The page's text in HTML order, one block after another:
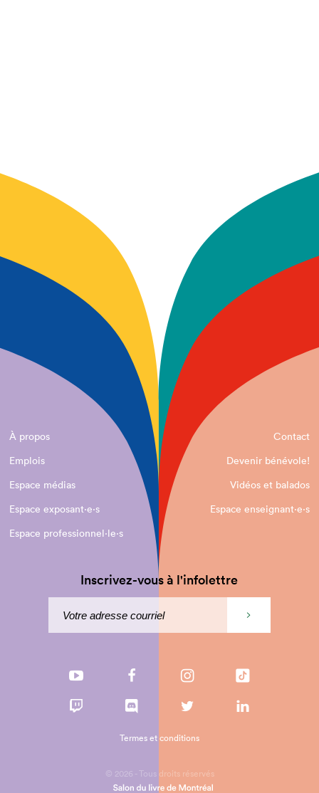
À propos
Contact
Emplois
Devenir bénévole!
Espace médias
Vidéos et balados
Espace exposant·e⋅s
Espace enseignant·e⋅s
Espace professionnel·le⋅s
Inscrivez-vous à l'infolettre
© 2026 - Tous droits réservés
Termes et conditions